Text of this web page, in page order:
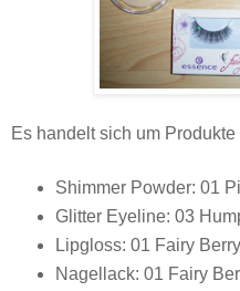
Es handelt sich um
Shimmer Powder: 01
Glitter Eyeline: 03
Lipgloss: 01 Fairy Berry
Nagellack: 01 Fairy